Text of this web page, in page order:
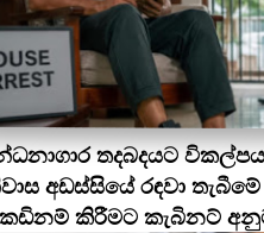
තදබදයට
අඩස්සියේ රඳවා
කඩිනම් කිරීමට කැබිනට්